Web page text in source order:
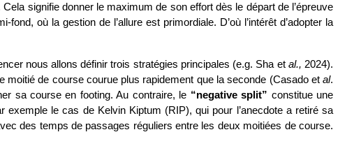
Cela signifie donner le maximum de son effort dès le départ de l’épreuve
où la gestion de l’allure est primordiale. D’où l’intérêt d’adopter la
nous allons définir trois stratégies principales (e.g. Sha et al., 2024).
moitié de course courue plus rapidement que la seconde (Casado et al.
sa course en footing. Au contraire, le “negative split” constitue une
le cas de Kelvin Kiptum (RIP), qui pour l’anecdote a retiré sa
des temps de passages réguliers entre les deux moitiées de course.